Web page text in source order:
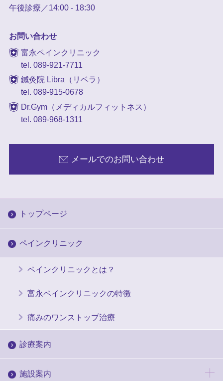
午後診療／14:00 - 18:30
お問い合わせ
富永ペインクリニック
tel. 089-921-7711
鍼灸院 Libra（リベラ）
tel. 089-915-0678
Dr.Gym（メディカルフィットネス）
tel. 089-968-1311
メールでのお問い合わせ
トップページ
ペインクリニック
ペインクリニックとは？
富永ペインクリニックの特徴
痛みのワンストップ治療
診療案内
施設案内